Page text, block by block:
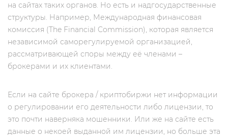
на сайтах таких органов. Но есть и надгосударственные
структуры. Например, Международная финансовая
комиссия (The Financial Commission), которая является
независимой саморегулируемой организацией,
рассматривающей споры между её членами –
брокерами и их клиентами.
Если на сайте брокера / криптобиржи нет информации
о регулировании его деятельности либо лицензии, то
это почти наверняка мошенники. Или же на сайте есть
данные о некоей выданной им лицензии, но больше эта